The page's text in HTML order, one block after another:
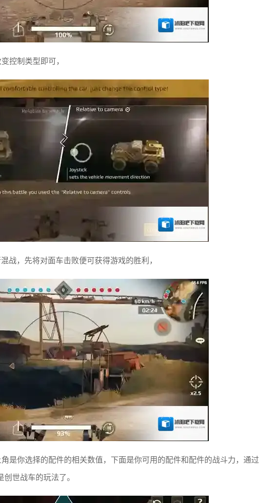
控制类型即可，
战，先将对面车击败便可获得游戏的胜利，
是你选择的配件的相关数值，下面是你可用的配件和配件的战斗力，通过
世战车的玩法了。